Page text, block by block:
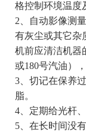
格控制环境温度
2、自动影像测
有灰尘或其它杂
机前应清洁机器
或180号汽油）
3、切记在保养
脂。
4、定期给光杆
5、在长时间没